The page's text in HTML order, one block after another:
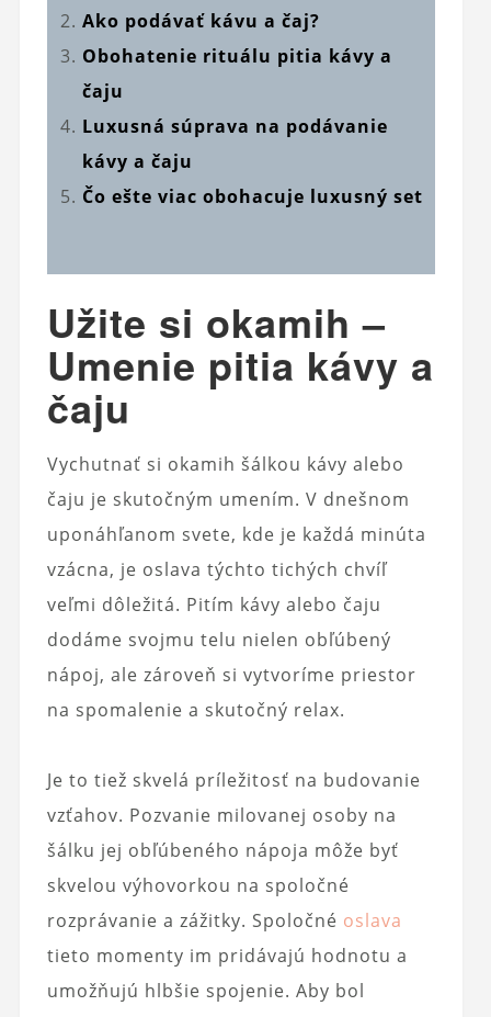
Ako podávať kávu a čaj?
Obohatenie rituálu pitia kávy a
čaju
Luxusná súprava na podávanie
kávy a čaju
Čo ešte viac obohacuje luxusný set
Užite si okamih –
Umenie pitia kávy a
čaju
Vychutnať si okamih šálkou kávy alebo
čaju je skutočným umením. V dnešnom
uponáhľanom svete, kde je každá minúta
vzácna, je oslava týchto tichých chvíľ
veľmi dôležitá. Pitím kávy alebo čaju
dodáme svojmu telu nielen obľúbený
nápoj, ale zároveň si vytvoríme priestor
na spomalenie a skutočný relax.
Je to tiež skvelá príležitosť na budovanie
vzťahov. Pozvanie milovanej osoby na
šálku jej obľúbeného nápoja môže byť
skvelou výhovorkou na spoločné
rozprávanie a zážitky. Spoločné oslava
tieto momenty im pridávajú hodnotu a
umožňujú hlbšie spojenie. Aby bol